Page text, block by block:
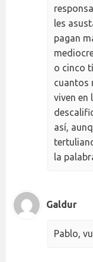
les
pagan
o cinco
cuantos
viven en
así,
la
Galdur
Pablo,